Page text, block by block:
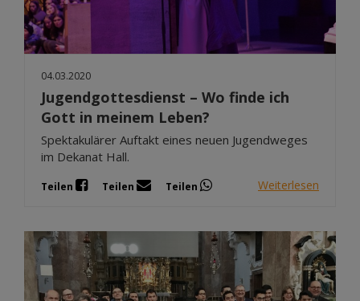
04.03.2020
Jugendgottesdienst – Wo finde ich
Gott in meinem Leben?
Spektakulärer Auftakt eines neuen Jugendweges
im Dekanat Hall.
Teilen Teilen Teilen Weiterlesen